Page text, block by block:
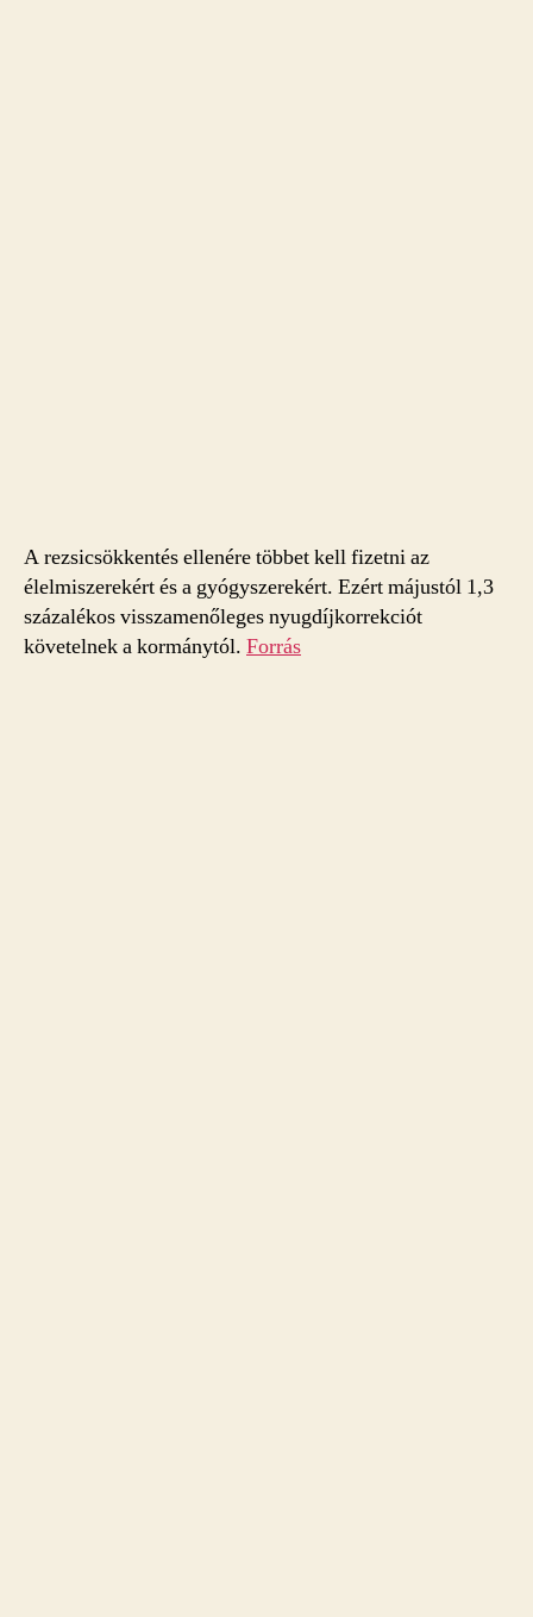
A rezsicsökkentés ellenére többet kell fizetni az
élelmiszerekért és a gyógyszerekért. Ezért májustól 1,3
százalékos visszamenőleges nyugdíjkorrekciót
követelnek a kormánytól. Forrás